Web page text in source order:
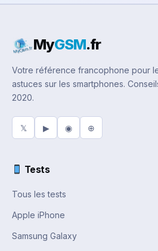
MyGSM.fr
Votre référence francophone pour
astuces sur les smartphones.
2020.
𝕏 ▶ ◉ ⊕
Tests
Tous les tests
Apple iPhone
Samsung Galaxy